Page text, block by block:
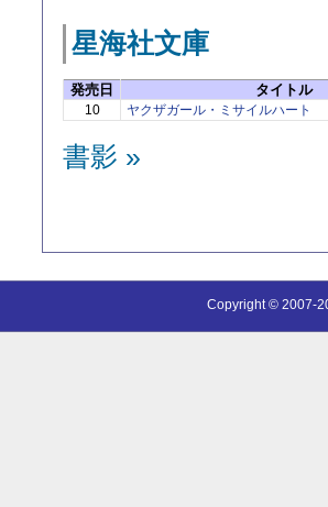
星海社文庫
発売日 タイトル
10 ヤクザガール・ミサイルハート
書影 »
Copyright © 2007-